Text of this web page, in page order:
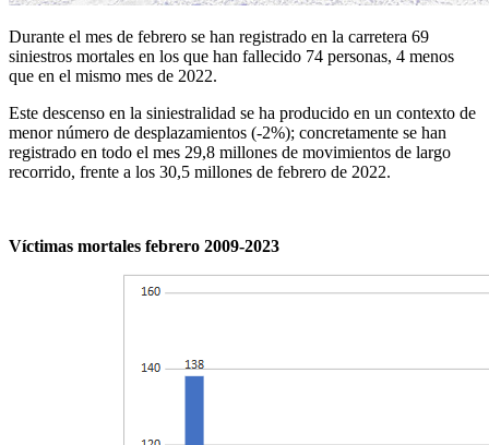
Durante el mes de febrero se han registrado en la carretera 69
siniestros mortales en los que han fallecido 74 personas, 4 menos
que en el mismo mes de 2022.
Este descenso en la siniestralidad se ha producido en un contexto de
menor número de desplazamientos (-2%); concretamente se han
registrado en todo el mes 29,8 millones de movimientos de largo
recorrido, frente a los 30,5 millones de febrero de 2022.
Víctimas mortales febrero 2009-2023